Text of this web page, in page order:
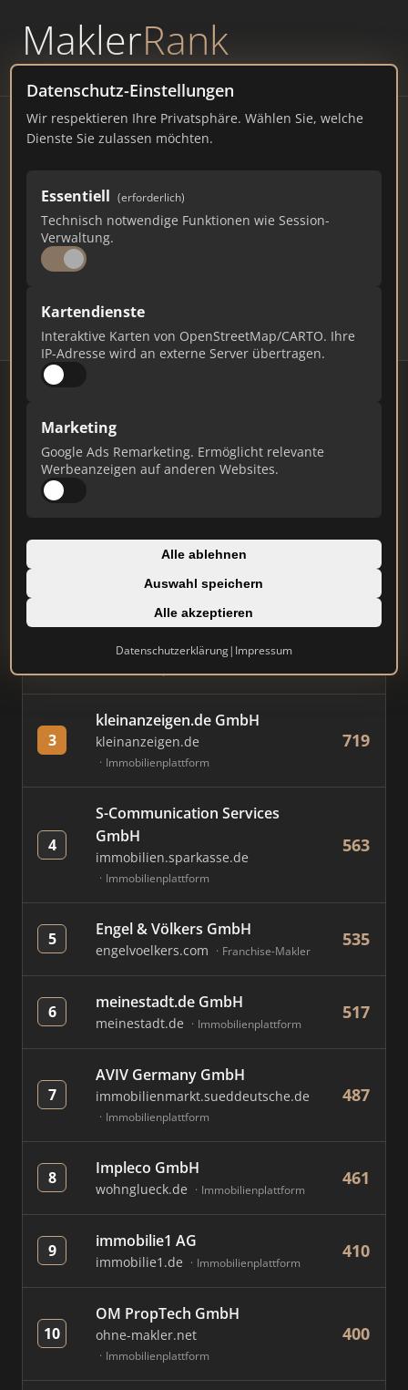
MaklerRank
powered byWAVEPOINT
Datenschutz-Einstellungen
Wir respektieren Ihre Privatsphäre. Wählen Sie, welche
Dienste Sie zulassen möchten.
Essentiell (erforderlich)
Technisch notwendige Funktionen wie Session-
Verwaltung.
Kartendienste
Interaktive Karten von OpenStreetMap/CARTO. Ihre
IP-Adresse wird an externe Server übertragen.
Marketing
Google Ads Remarketing. Ermöglicht relevante
Werbeanzeigen auf anderen Websites.
Alle ablehnen
Auswahl speichern
Alle akzeptieren
Datenschutzerklärung| Impressum
Immobilienmakler
Bremervörde – Ranking Juli
2026
NIEDERSACHSEN
65
Makler Makler-Keywords
Stand: Juli 2026
#
AVIV Germany GmbH
immowelt.de Immobilienplattform
Immobilien Scout GmbH
immobilienscout24.de
3
kleinanzeigen.de GmbH
kleinanzeigen.de
Immobilienplattform
719
4
S-Communication Services
GmbH
immobilien.sparkasse.de
Immobilienplattform
563
5 Engel & Völkers GmbH
engelvoelkers.com Franchise-Makler
535
6 meinestadt.de GmbH
meinestadt.de Immobilienplattform
517
7
AVIV Germany GmbH
immobilienmarkt.sueddeutsche.de
Immobilienplattform
487
8 Impleco GmbH
wohnglueck.de Immobilienplattform
461
9 immobilie1 AG
immobilie1.de Immobilienplattform
410
10
OM PropTech GmbH
ohne-makler.net
Immobilienplattform
400